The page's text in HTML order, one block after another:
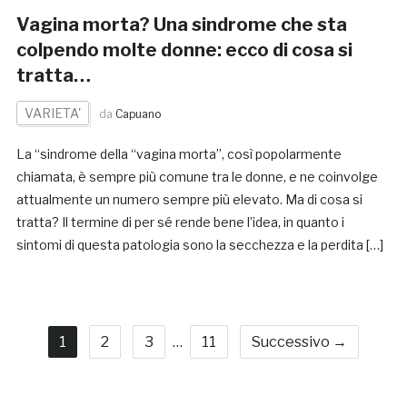
Vagina morta? Una sindrome che sta
colpendo molte donne: ecco di cosa si
tratta…
VARIETA' da Capuano
La “sindrome della “vagina morta”, così popolarmente
chiamata, è sempre più comune tra le donne, e ne coinvolge
attualmente un numero sempre più elevato. Ma di cosa si
tratta? Il termine di per sé rende bene l’idea, in quanto i
sintomi di questa patologia sono la secchezza e la perdita […]
1 2 3 … 11 Successivo →